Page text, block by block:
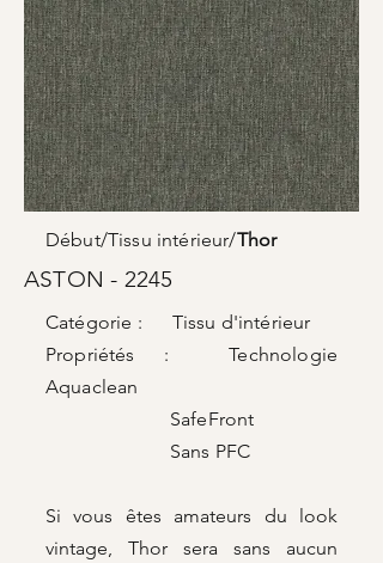
Début/Tissu intérieur/Thor
ASTON - 2245
Catégorie : Tissu d'intérieur
Propriétés : Technologie
Aquaclean
SafeFront
Sans PFC
Si vous êtes amateurs du look
vintage, Thor sera sans aucun